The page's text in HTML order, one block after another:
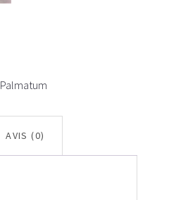
Palmatum
AVIS (0)